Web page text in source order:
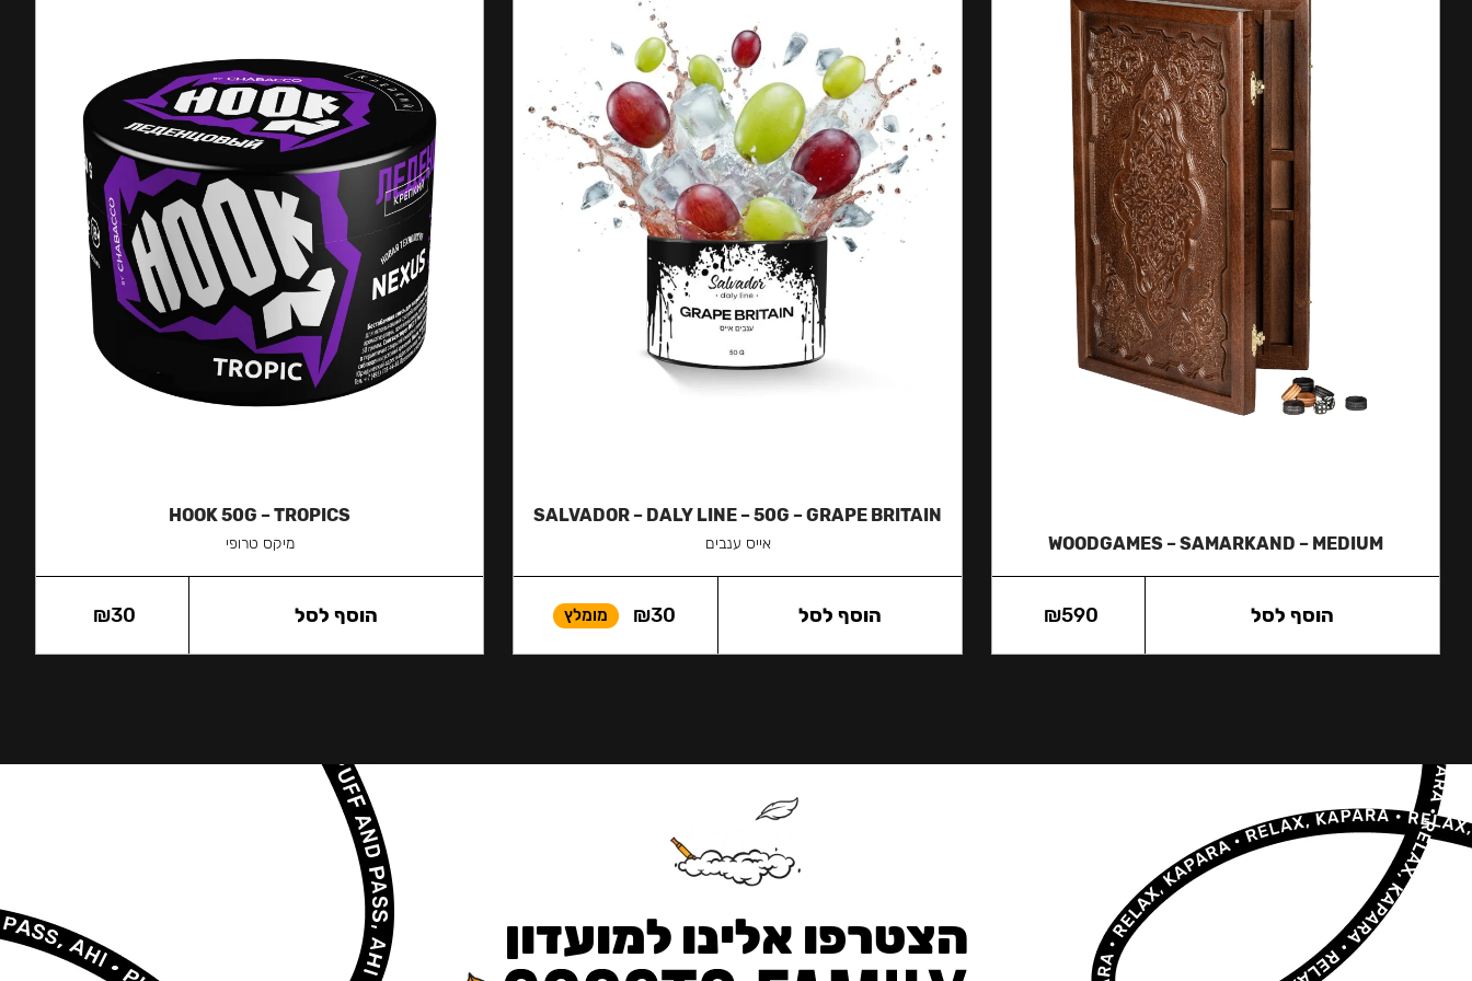
WOODGAMES – SAMARKAND – MEDIUM
₪590 הוסף לסל
SALVADOR – DALY LINE – 50G – GRAPE BRITAIN
אייס ענבים
₪30 מומלץ הוסף לסל
HOOK 50G – TROPICS
מיקס טרופי
₪30 הוסף לסל
הצטרפו אלינו למועדון